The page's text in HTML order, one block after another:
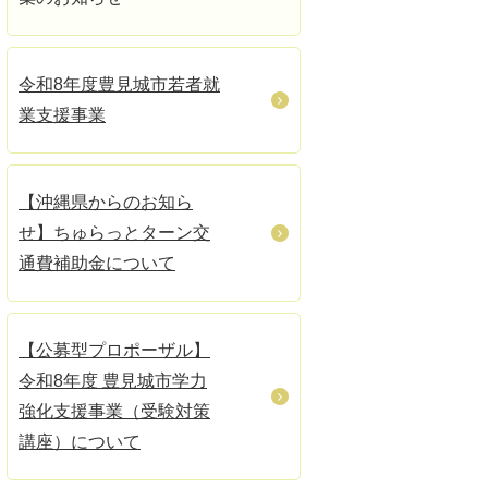
令和8年度豊見城市若者就
業支援事業
【沖縄県からのお知ら
せ】ちゅらっとターン交
通費補助金について
【公募型プロポーザル】
令和8年度 豊見城市学力
強化支援事業（受験対策
講座）について